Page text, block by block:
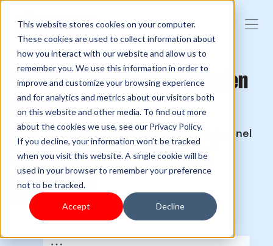
This website stores cookies on your computer.
These cookies are used to collect information about
how you interact with our website and allow us to
remember you. We use this information in order to
improve and customize your browsing experience
and for analytics and metrics about our visitors both
on this website and other media. To find out more
about the cookies we use, see our Privacy Policy.
If you decline, your information won’t be tracked
when you visit this website. A single cookie will be
used in your browser to remember your preference
not to be tracked.
Accept Decline
Verkoop op meerdere kanalen
als één
Maak gebruik van de kracht van multichannel
management om een breder publiek te
bereiken en de verkoop te stimuleren.
Aan de slag